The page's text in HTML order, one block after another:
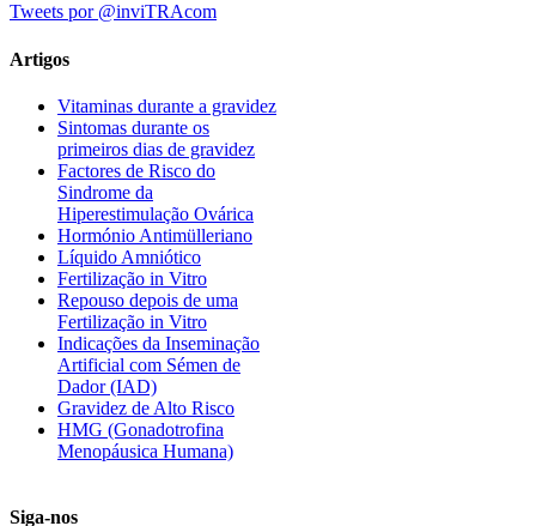
Tweets por @inviTRAcom
Artigos
Vitaminas durante a gravidez
Sintomas durante os
primeiros dias de gravidez
Factores de Risco do
Sindrome da
Hiperestimulação Ovárica
Hormónio Antimülleriano
Líquido Amniótico
Fertilização in Vitro
Repouso depois de uma
Fertilização in Vitro
Indicações da Inseminação
Artificial com Sémen de
Dador (IAD)
Gravidez de Alto Risco
HMG (Gonadotrofina
Menopáusica Humana)
Siga-nos